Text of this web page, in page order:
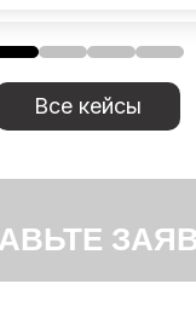
Все кейсы